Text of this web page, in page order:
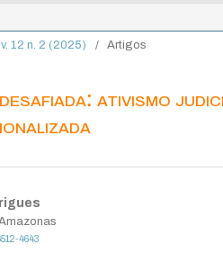
v. 12 n. 2 (2025) / Artigos
ativismo
4643